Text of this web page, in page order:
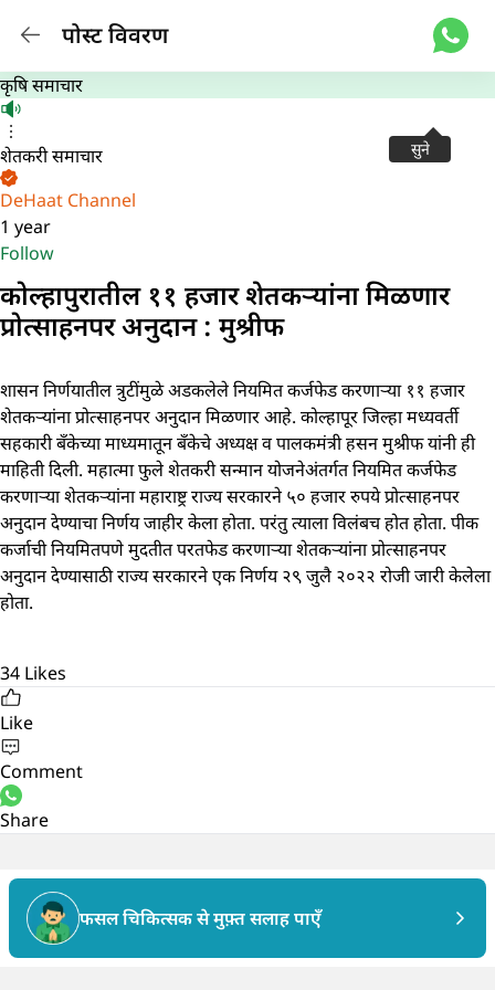
पोस्ट विवरण
सुने
कृषि समाचार
शेतकरी समाचार
DeHaat Channel
1 year
Follow
कोल्हापुरातील ११ हजार शेतकऱ्यांना मिळणार
प्रोत्साहनपर अनुदान : मुश्रीफ
शासन निर्णयातील त्रुटींमुळे अडकलेले नियमित कर्जफेड करणाऱ्या ११ हजार
शेतकऱ्यांना प्रोत्साहनपर अनुदान मिळणार आहे. कोल्हापूर जिल्हा मध्यवर्ती
सहकारी बँकेच्या माध्यमातून बँकेचे अध्यक्ष व पालकमंत्री हसन मुश्रीफ यांनी ही
माहिती दिली. महात्मा फुले शेतकरी सन्मान योजनेअंतर्गत नियमित कर्जफेड
करणाऱ्या शेतकऱ्यांना महाराष्ट्र राज्य सरकारने ५० हजार रुपये प्रोत्साहनपर
अनुदान देण्याचा निर्णय जाहीर केला होता. परंतु त्याला विलंबच होत होता. पीक
कर्जाची नियमितपणे मुदतीत परतफेड करणाऱ्या शेतकऱ्यांना प्रोत्साहनपर
अनुदान देण्यासाठी राज्य सरकारने एक निर्णय २९ जुलै २०२२ रोजी जारी केलेला
होता.
34 Likes
Like
Comment
Share
फसल चिकित्सक से मुफ़्त सलाह पाएँ